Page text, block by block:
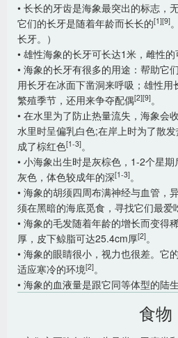
• 长长的牙齿是海象最突出的标志，
它们的长牙是随着年龄而长长的[1][9]
长牙。）
• 雄性海象的长牙可长达1米，雌性
• 海象的长牙有很多的用途：帮助它
用长牙在冰面下凿洞来呼吸；雄性
繁殖季节，还用来争夺配偶[2][9]。
• 在水里为了防止热量流失，海象会
水里时呈偏乳白色;在岸上时为了散
成了棕红色[1-3]。
• 小海象出生时是灰棕色，1-2个星
灰色，体色较成年的深[1-3]。
• 海象的胡须四周布满神经与血管，
须在黑暗的海底觅食，寻找它们最爱
• 海象的毛发随着年龄的增长而变得
厚，皮下鲸脂可达25.4cm厚[2]。
• 海象的眼睛很小，视力也很差。它
适应寒冷的环境[2]。
• 海象的血液量是跟它同等体型的陆
食物